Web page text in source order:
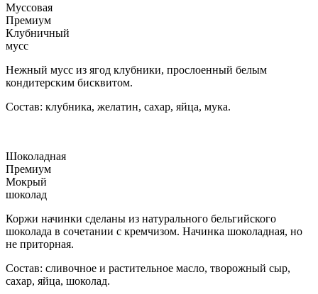
Муссовая
Премиум
Клубничный
мусс
Нежный мусс из ягод клубники, прослоенный белым
кондитерским бисквитом.
Состав: клубника, желатин, сахар, яйца, мука.
Шоколадная
Премиум
Мокрый
шоколад
Коржи начинки сделаны из натурального бельгийского
шоколада в сочетании с кремчизом. Начинка шоколадная, но
не приторная.
Состав: сливочное и растительное масло, творожный сыр,
сахар, яйца, шоколад.